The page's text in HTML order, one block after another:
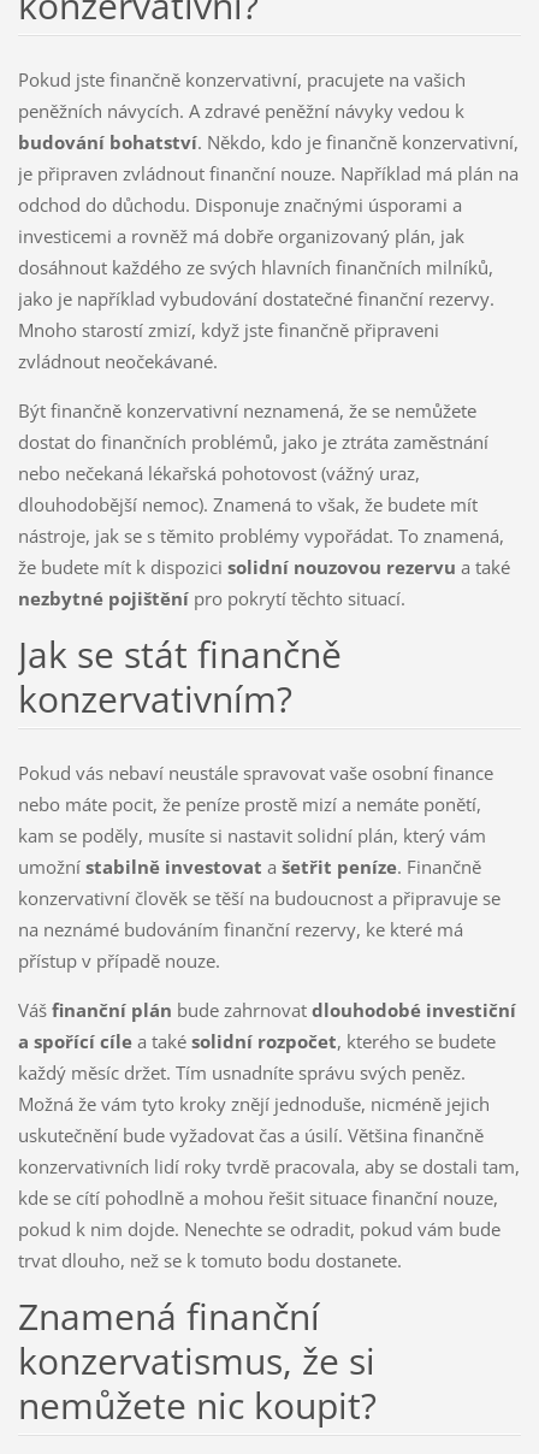
Pokud jste finančně konzervativní, pracujete na vašich
peněžních návycích. A zdravé peněžní návyky vedou k
budování bohatství. Někdo, kdo je finančně konzervativní,
je připraven zvládnout finanční nouze. Například má plán na
odchod do důchodu. Disponuje značnými úsporami a
investicemi a rovněž má dobře organizovaný plán, jak
dosáhnout každého ze svých hlavních finančních milníků,
jako je například vybudování dostatečné finanční rezervy.
Mnoho starostí zmizí, když jste finančně připraveni
zvládnout neočekávané.
Být finančně konzervativní neznamená, že se nemůžete
dostat do finančních problémů, jako je ztráta zaměstnání
nebo nečekaná lékařská pohotovost (vážný uraz,
dlouhodobější nemoc). Znamená to však, že budete mít
nástroje, jak se s těmito problémy vypořádat. To znamená,
že budete mít k dispozici solidní nouzovou rezervu a také
nezbytné pojištění pro pokrytí těchto situací.
Jak se stát finančně
konzervativním?
Pokud vás nebaví neustále spravovat vaše osobní finance
nebo máte pocit, že peníze prostě mizí a nemáte ponětí,
kam se poděly, musíte si nastavit solidní plán, který vám
umožní stabilně investovat a šetřit peníze. Finančně
konzervativní člověk se těší na budoucnost a připravuje se
na neznámé budováním finanční rezervy, ke které má
přístup v případě nouze.
Váš finanční plán bude zahrnovat dlouhodobé investiční
a spořící cílea také solidní rozpočet, kterého se budete
každý měsíc držet. Tím usnadníte správu svých peněz.
Možná že vám tyto kroky znějí jednoduše, nicméně jejich
uskutečnění bude vyžadovat čas a úsilí. Většina finančně
konzervativních lidí roky tvrdě pracovala, aby se dostali tam,
kde se cítí pohodlně a mohou řešit situace finanční nouze,
pokud k nim dojde. Nenechte se odradit, pokud vám bude
trvat dlouho, než se k tomuto bodu dostanete.
Znamená finanční
konzervatismus, že si
nemůžete nic koupit?